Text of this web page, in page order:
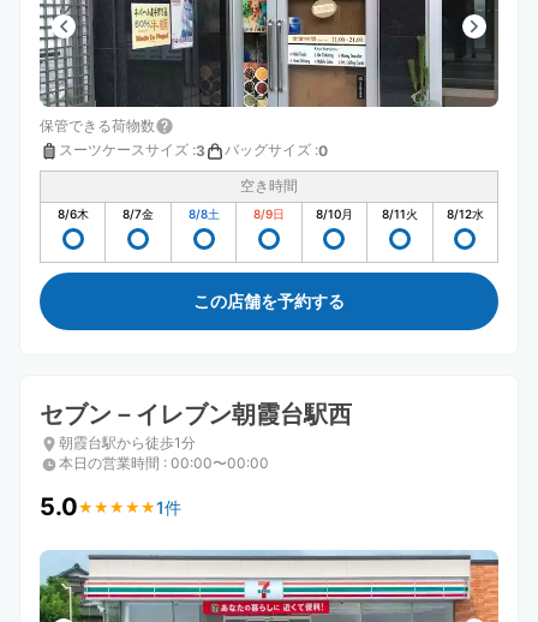
保管できる荷物数
スーツケースサイズ :3 バッグサイズ :0
空き時間
8/6木 8/7金 8/8土 8/9日 8/10月 8/11火 8/12水
この店舗を予約する
セブン－イレブン朝霞台駅西
朝霞台駅から徒歩1分
本日の営業時間 : 00:00〜00:00
5.0★ ★ ★ ★ ★
★ ★ ★ ★ ★1件